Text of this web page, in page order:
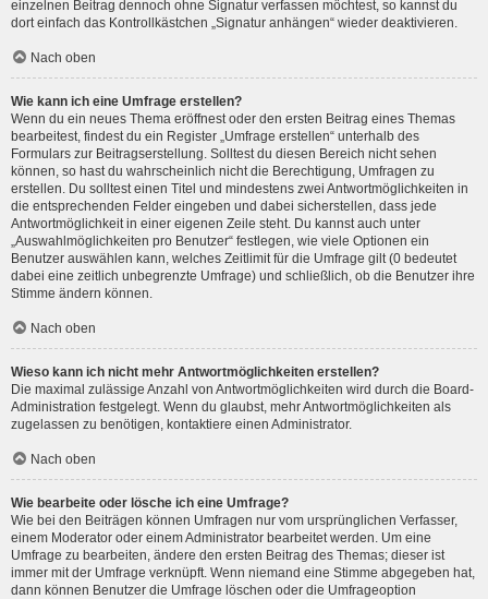
einzelnen Beitrag dennoch ohne Signatur verfassen möchtest, so kannst du
dort einfach das Kontrollkästchen „Signatur anhängen“ wieder deaktivieren.
Nach oben
Wie kann ich eine Umfrage erstellen?
Wenn du ein neues Thema eröffnest oder den ersten Beitrag eines Themas
bearbeitest, findest du ein Register „Umfrage erstellen“ unterhalb des
Formulars zur Beitragserstellung. Solltest du diesen Bereich nicht sehen
können, so hast du wahrscheinlich nicht die Berechtigung, Umfragen zu
erstellen. Du solltest einen Titel und mindestens zwei Antwortmöglichkeiten in
die entsprechenden Felder eingeben und dabei sicherstellen, dass jede
Antwortmöglichkeit in einer eigenen Zeile steht. Du kannst auch unter
„Auswahlmöglichkeiten pro Benutzer“ festlegen, wie viele Optionen ein
Benutzer auswählen kann, welches Zeitlimit für die Umfrage gilt (0 bedeutet
dabei eine zeitlich unbegrenzte Umfrage) und schließlich, ob die Benutzer ihre
Stimme ändern können.
Nach oben
Wieso kann ich nicht mehr Antwortmöglichkeiten erstellen?
Die maximal zulässige Anzahl von Antwortmöglichkeiten wird durch die Board-
Administration festgelegt. Wenn du glaubst, mehr Antwortmöglichkeiten als
zugelassen zu benötigen, kontaktiere einen Administrator.
Nach oben
Wie bearbeite oder lösche ich eine Umfrage?
Wie bei den Beiträgen können Umfragen nur vom ursprünglichen Verfasser,
einem Moderator oder einem Administrator bearbeitet werden. Um eine
Umfrage zu bearbeiten, ändere den ersten Beitrag des Themas; dieser ist
immer mit der Umfrage verknüpft. Wenn niemand eine Stimme abgegeben hat,
dann können Benutzer die Umfrage löschen oder die Umfrageoption